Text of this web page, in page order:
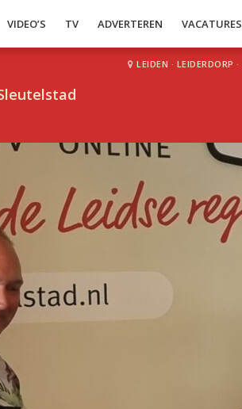
VIDEO’S TV ADVERTEREN VACATURES
LEIDEN · LEIDERDORP ·